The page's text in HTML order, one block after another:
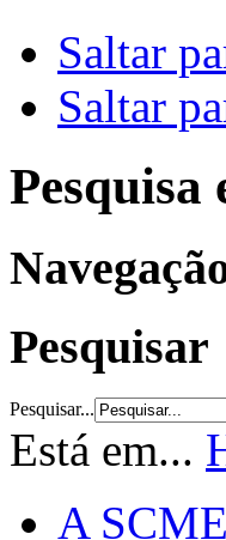
Saltar
Saltar
Pesquisa
Pesquisar
Pesquisar...
Está em...
A